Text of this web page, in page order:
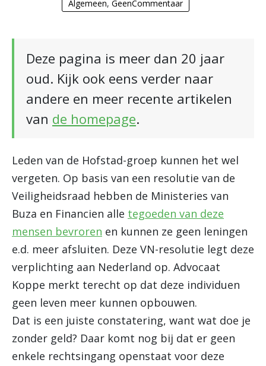
Algemeen, GeenCommentaar
Deze pagina is meer dan 20 jaar
oud. Kijk ook eens verder naar
andere en meer recente artikelen
van de homepage.
Leden van de Hofstad-groep kunnen het wel
vergeten. Op basis van een resolutie van de
Veiligheidsraad hebben de Ministeries van
Buza en Financien alle tegoeden van deze
mensen bevroren en kunnen ze geen leningen
e.d. meer afsluiten. Deze VN-resolutie legt deze
verplichting aan Nederland op. Advocaat
Koppe merkt terecht op dat deze individuen
geen leven meer kunnen opbouwen.
Dat is een juiste constatering, want wat doe je
zonder geld? Daar komt nog bij dat er geen
enkele rechtsingang openstaat voor deze